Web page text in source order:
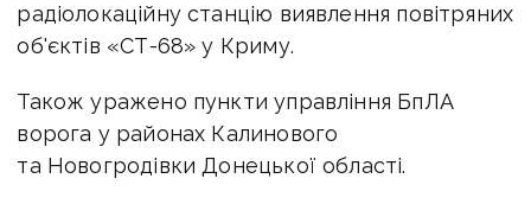
радіолокаційну станцію виявлення повітряних
об'єктів «СТ-68» у Криму.
Також уражено пункти управління БпЛА
ворога у районах Калинового
та Новогродівки Донецької області.